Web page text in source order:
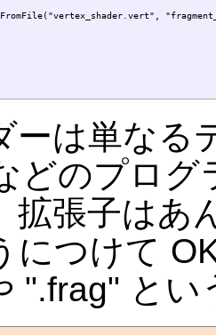
ーは単なる
どのプロ
拡張子はあ
につけて
".frag" と